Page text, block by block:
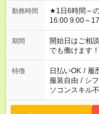
勤務時間
★1日6時間～の時短シフトOK
16:00 9:00～17:00
場合、他のお
ん ※法令に基
となります ※
短時間・短期
期間
開始日はご相
でも働けます！
特徴 日払いOK / 履
服装自由 / シ
ソコンスキル